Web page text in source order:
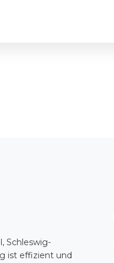
Schleswig-
ist effizient und